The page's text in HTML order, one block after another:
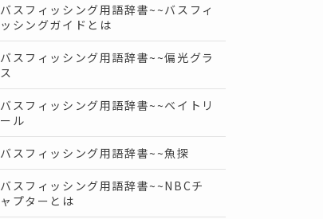
バスフィッシング用語辞書~~バスフィ
ッシングガイドとは
バスフィッシング用語辞書~~偏光グラ
ス
バスフィッシング用語辞書~~ベイトリ
ール
バスフィッシング用語辞書~~魚探
バスフィッシング用語辞書~~NBCチ
ャプターとは